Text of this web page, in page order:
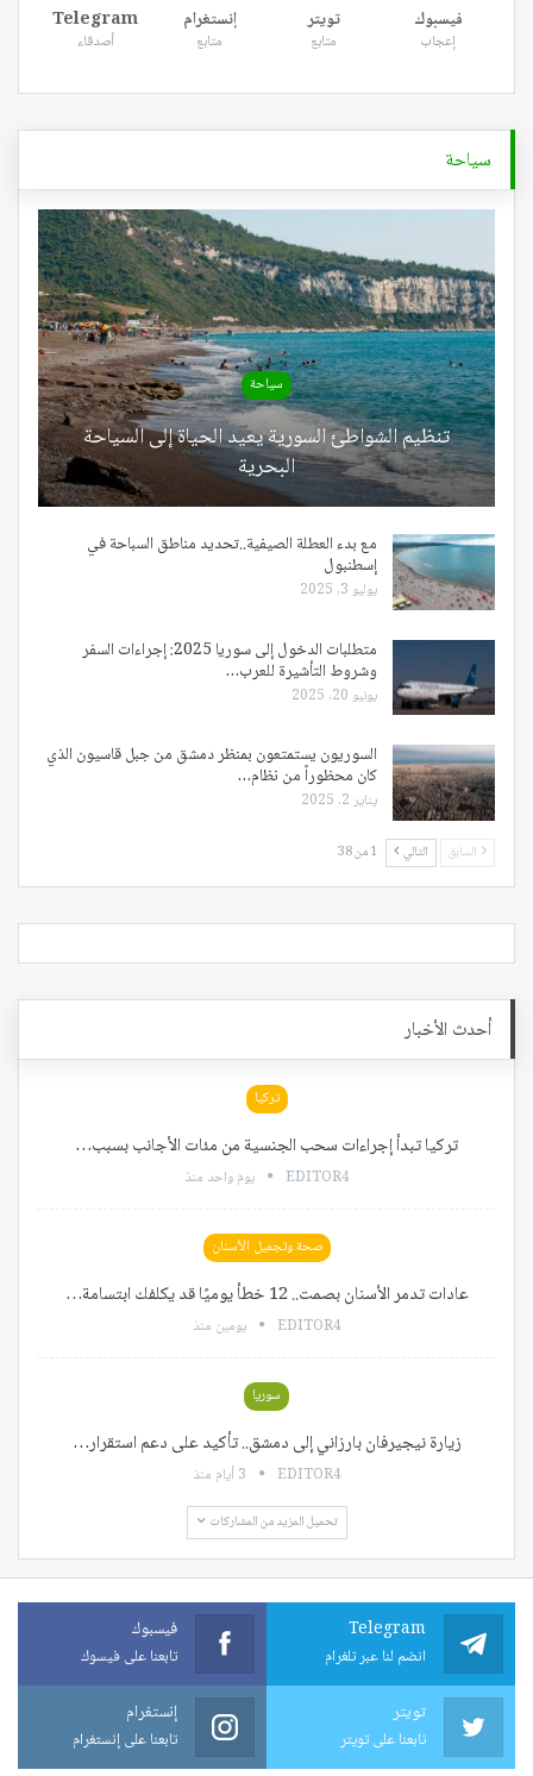
فيسبوك
إعجاب
تويتر
متابع
إنستغرام
متابع
Telegram
أصدقاء
سياحة
سياحة
تنظيم الشواطئ السورية يعيد الحياة إلى السياحة
البحرية
مع بدء العطلة الصيفية..تحديد مناطق السباحة في
إسطنبول
يوليو 3, 2025
متطلبات الدخول إلى سوريا 2025: إجراءات السفر
وشروط التأشيرة للعرب…
يونيو 20, 2025
السوريون يستمتعون بمنظر دمشق من جبل قاسيون الذي
كان محظوراً من نظام…
يناير 2, 2025
السابق التالي 1 من 38
أحدث الأخبار
تركيا
تركيا تبدأ إجراءات سحب الجنسية من مئات الأجانب بسبب…
EDITOR4 يوم واحد منذ
صحة وتجميل الأسنان
عادات تدمر الأسنان بصمت.. 12 خطأ يوميًا قد يكلفك ابتسامة…
EDITOR4 يومين منذ
سوريا
زيارة نيجيرفان بارزاني إلى دمشق.. تأكيد على دعم استقرار…
EDITOR4 3 أيام منذ
تحميل المزيد من المشاركات
Telegram
انضم لنا عبر تلغرام
فيسبوك
تابعنا على فيسوك
تويتر
تابعنا على تويتر
إنستغرام
تابعنا على إنستغرام